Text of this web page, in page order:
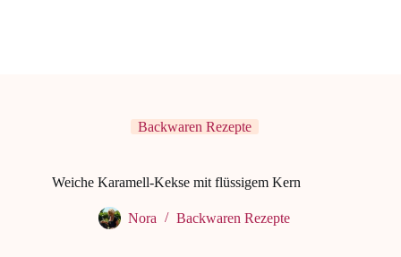
Backwaren Rezepte
Weiche Karamell-Kekse mit flüssigem Kern
Nora Backwaren Rezepte